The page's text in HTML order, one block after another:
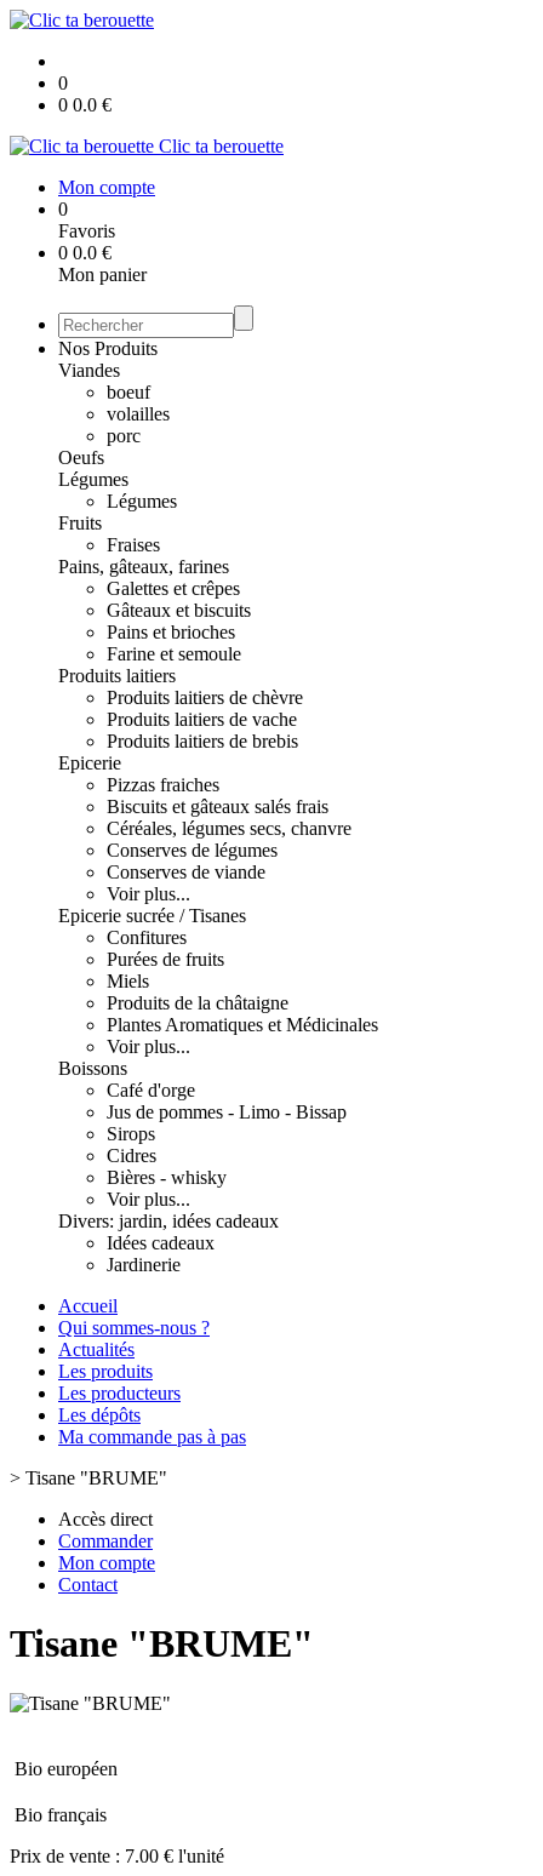
0
0 0.0 €
Clic ta berouette
Mon compte
0
Favoris
0 0.0 €
Mon panier
Nos Produits
Viandes
boeuf
volailles
porc
Oeufs
Légumes
Légumes
Fruits
Fraises
Pains, gâteaux, farines
Galettes et crêpes
Gâteaux et biscuits
Pains et brioches
Farine et semoule
Produits laitiers
Produits laitiers de chèvre
Produits laitiers de vache
Produits laitiers de brebis
Epicerie
Pizzas fraiches
Biscuits et gâteaux salés frais
Céréales, légumes secs, chanvre
Conserves de légumes
Conserves de viande
Voir plus...
Epicerie sucrée / Tisanes
Confitures
Purées de fruits
Miels
Produits de la châtaigne
Plantes Aromatiques et Médicinales
Voir plus...
Boissons
Café d'orge
Jus de pommes - Limo - Bissap
Sirops
Cidres
Bières - whisky
Voir plus...
Divers: jardin, idées cadeaux
Idées cadeaux
Jardinerie
Accueil
Qui sommes-nous ?
Actualités
Les produits
Les producteurs
Les dépôts
Ma commande pas à pas
> Tisane "BRUME"
Accès direct
Commander
Mon compte
Contact
Tisane "BRUME"
Bio européen
Bio français
Prix de vente : 7.00 € l'unité